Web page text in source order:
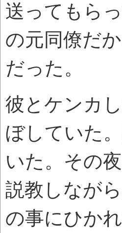
送ってもら
の元同僚だ
だった。
彼とケンカ
ぼしていた
いた。その
説教しなが
の事にひか